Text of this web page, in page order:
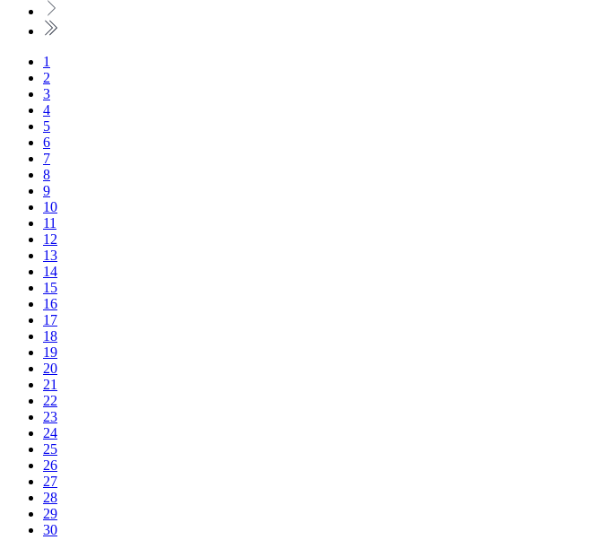
1
2
3
4
5
6
7
8
9
10
11
12
13
14
15
16
17
18
19
20
21
22
23
24
25
26
27
28
29
30